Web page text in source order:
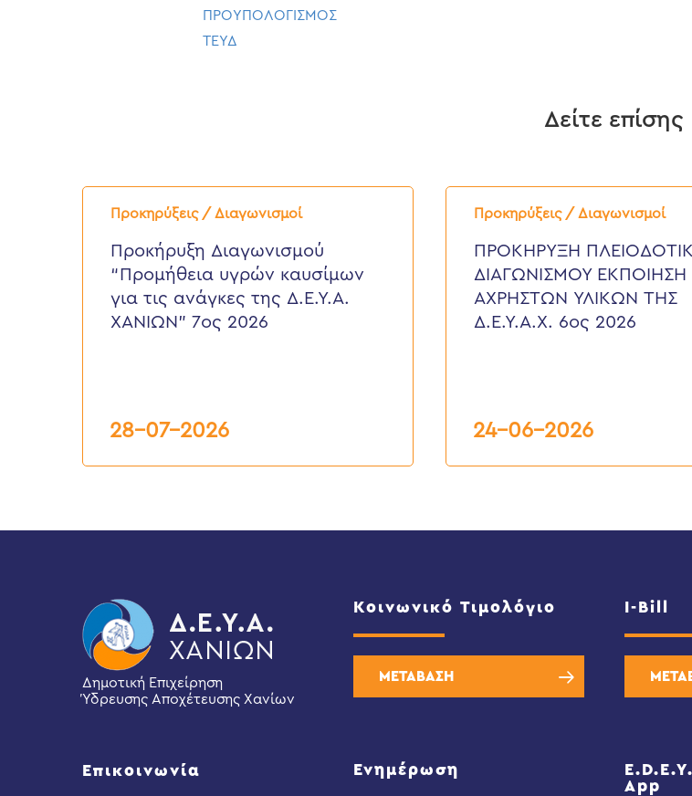
ΠΡΟΥΠΟΛΟΓΙΣΜΟΣ
ΤΕΥΔ
Δείτε επίσης
Προκηρύξεις / Διαγωνισμοί
Προκήρυξη
Διαγωνισμού
υγρών
καυσίμων
ανάγκες
Προκήρυξη Διαγωνισμού
“Προμήθεια υγρών καυσίμων
για τις ανάγκες της Δ.Ε.Υ.Α.
ΧΑΝΙΩΝ” 7ος 2026
28-07-2026
Προκηρύξεις / Διαγωνισμοί
ΠΡΟΚΗΡΥΞΗ
ΠΛΕΙΟΔΟΤΙΚΟΥ
ΕΚΠΟΙΗΣΗ
ΑΧΡΗΣΤΩΝ
ΥΛΙΚΩΝ
Δ.Ε.Υ.Α.Χ.
ΠΡΟΚΗΡΥΞΗ
ΔΙΑΓΩΝΙΣΜΟΥ ΕΚΠΟΙΗΣΗ
ΑΧΡΗΣΤΩΝ ΥΛΙΚΩΝ ΤΗΣ
Δ.Ε.Υ.Α.Χ. 6ος 2026
24-06-2026
Δημοτική Επιχείρηση
Ύδρευσης Αποχέτευσης Χανίων
Επικοινωνία
Κοινωνικό Τιμολόγιο
ΜΕΤΑΒΑΣΗ
Ενημέρωση
I-Bill
App